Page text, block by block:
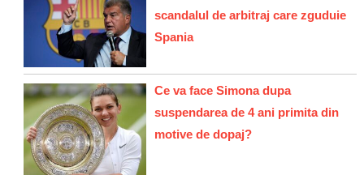
scandalul de arbitraj care zguduie
Spania
Ce va face Simona dupa
suspendarea de 4 ani primita din
motive de dopaj?